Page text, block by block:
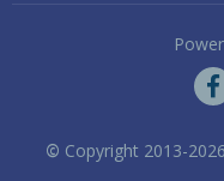
© Copyright 2013-